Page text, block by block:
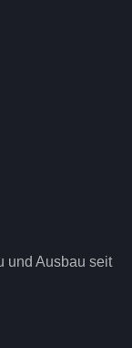
und Ausbau seit